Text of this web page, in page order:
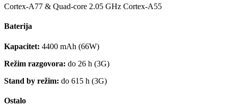
Cortex-A77 & Quad-core 2.05 GHz Cortex-A55
Baterija
Kapacitet: 4400 mAh (66W)
Režim razgovora: do 26 h (3G)
Stand by režim: do 615 h (3G)
Ostalo